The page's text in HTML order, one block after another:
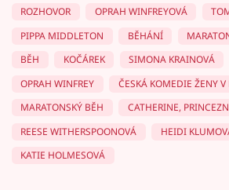
ROZHOVOR
OPRAH WINFREYOVÁ
PIPPA MIDDLETON
BĚHÁNÍ
BĚH
KOČÁREK SIMONA KRAINOVÁ
OPRAH WINFREY
ČESKÁ KOMEDIE ŽENY V
MARATONSKÝ BĚH
CATHERINE,
REESE WITHERSPOONOVÁ
HEIDI
KATIE HOLMESOVÁ